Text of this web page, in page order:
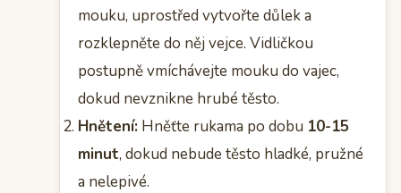
mouku, uprostřed vytvořte důlek a
rozklepněte do něj vejce. Vidličkou
postupně vmíchávejte mouku do vajec,
dokud nevznikne hrubé těsto.
Hnětení: Hněťte rukama po dobu 10-15
minut, dokud nebude těsto hladké, pružné
a nelepivé.